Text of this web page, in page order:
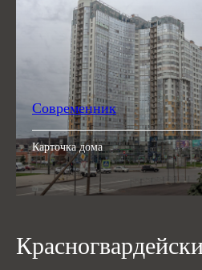
Современник
Карточка дома